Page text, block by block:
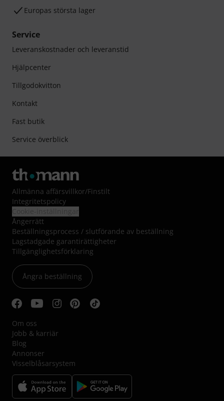
Europas största lager
Service
Leveranskostnader och leveranstid
Hjälpcenter
Tillgodokvitton
Kontakt
Fast butik
Service överblick
Allmänna affärsvillkor/Finstilt
Integritetspolicy
Ångerrätt
Beställningsprocess / slutförande av beställning
Lagstadgade garantirättigheter
Tillgänglighetsförklaring
Ångra beställning
Om oss
Jobb & karriär
Blog
Annonser
Visselblåsarsystem